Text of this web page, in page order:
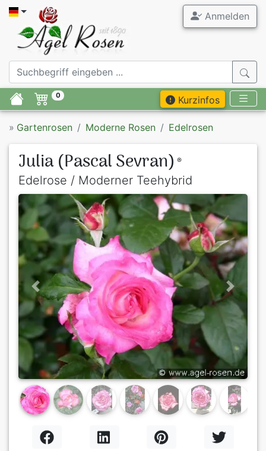
Anmelden
0 Kurzinfos
» Gartenrosen Moderne Rosen Edelrosen
Julia (Pascal Sevran) ®
Edelrose / Moderner Teehybrid
Previous Next